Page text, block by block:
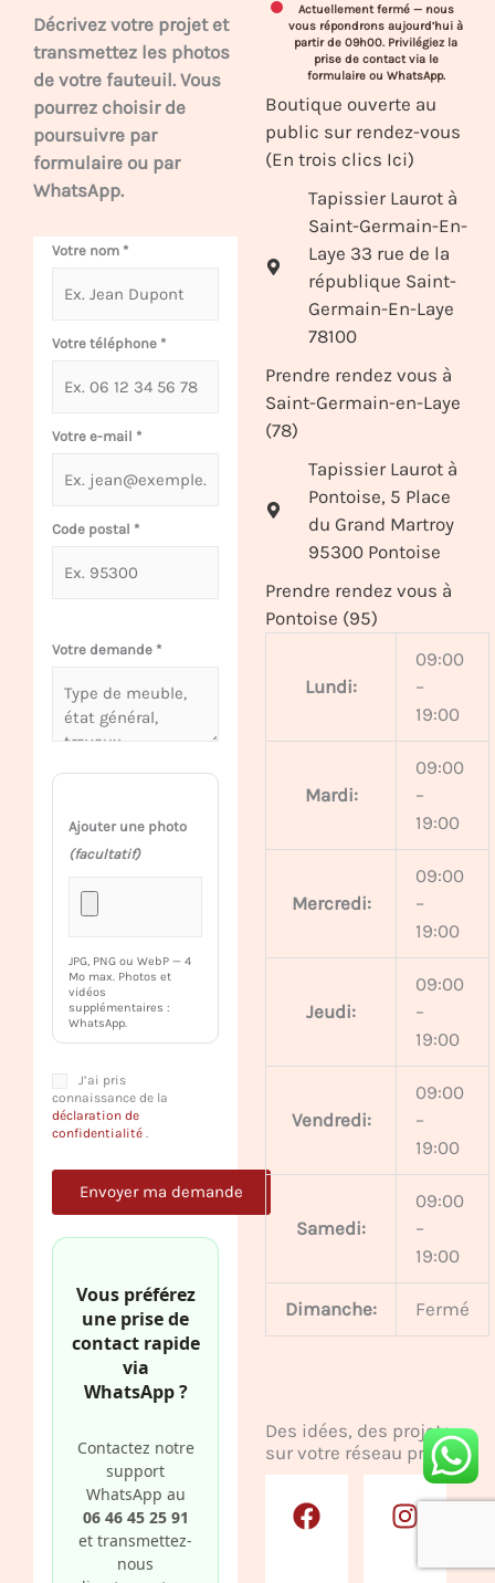
Décrivez votre projet et
transmettez les photos
de votre fauteuil. Vous
pourrez choisir de
poursuivre par
formulaire ou par
WhatsApp.
Votre nom *
Votre téléphone *
Votre e-mail *
Code postal *
Votre demande *
Ajouter une photo
(facultatif)
JPG, PNG ou WebP — 4
Mo max. Photos et
vidéos
supplémentaires :
WhatsApp.
J’ai pris
connaissance de la
déclaration de
confidentialité .
Vous préférez
une prise de
contact rapide
via
WhatsApp ?
Contactez notre
support
WhatsApp au
06 46 45 25 91
et transmettez-
nous
Actuellement fermé — nous
vous répondrons aujourd’hui à
partir de 09h00. Privilégiez la
prise de contact via le
formulaire ou WhatsApp.
Boutique ouverte au
public sur rendez-vous
(En trois clics Ici)
Tapissier Laurot à
Saint-Germain-En-
Laye 33 rue de la
république Saint-
Germain-En-Laye
78100
Prendre rendez vous à
Saint-Germain-en-Laye
(78)
Tapissier Laurot à
Pontoise, 5 Place
du Grand Martroy
95300 Pontoise
Prendre rendez vous à
Pontoise (95)
Lundi:
09:00
–
19:00
Mardi:
09:00
–
19:00
Mercredi:
09:00
–
19:00
Jeudi:
09:00
–
19:00
Vendredi:
09:00
–
19:00
Samedi:
09:00
–
19:00
Dimanche: Fermé
Des idées, des projets
sur votre réseau préféré.
a
n
i
o
o